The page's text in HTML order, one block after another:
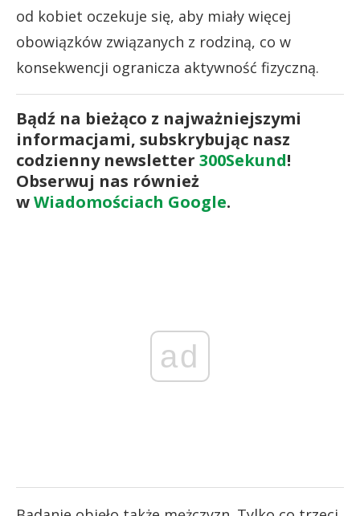
od kobiet oczekuje się, aby miały więcej
obowiązków związanych z rodziną, co w
konsekwencji ogranicza aktywność fizyczną.
Bądź na bieżąco z najważniejszymi
informacjami, subskrybując nasz
codzienny newsletter 300Sekund!
Obserwuj nas również
wWiadomościach Google.
ad